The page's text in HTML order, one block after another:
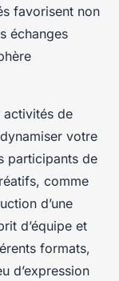
favorisent non
échanges
activités de
votre
participants de
comme
d’une
d’équipe et
formats,
d’expression